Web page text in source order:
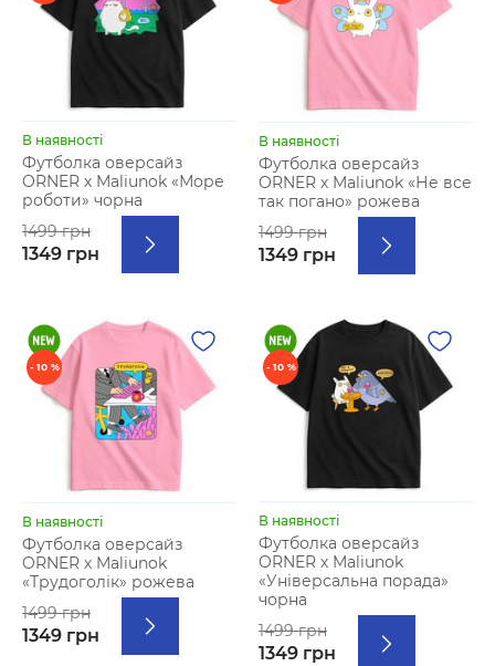
В наявності
Футболка оверсайз
ORNER х Maliunok «Море
роботи» чорна
1499 грн
1349 грн
В наявності
Футболка оверсайз
ORNER х Maliunok «Не все
так погано» рожева
1499 грн
1349 грн
- 10 %
В наявності
Футболка оверсайз
ORNER х Maliunok
«Трудоголік» рожева
1499 грн
1349 грн
- 10 %
В наявності
Футболка оверсайз
ORNER х Maliunok
«Універсальна порада»
чорна
1499 грн
1349 грн